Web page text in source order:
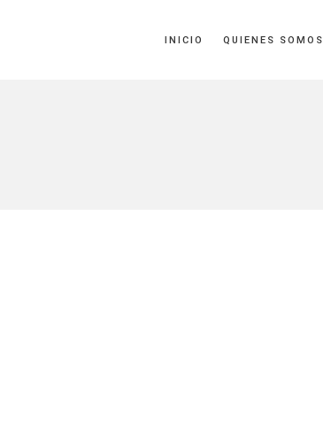
INICIO QUIENES SOMOS